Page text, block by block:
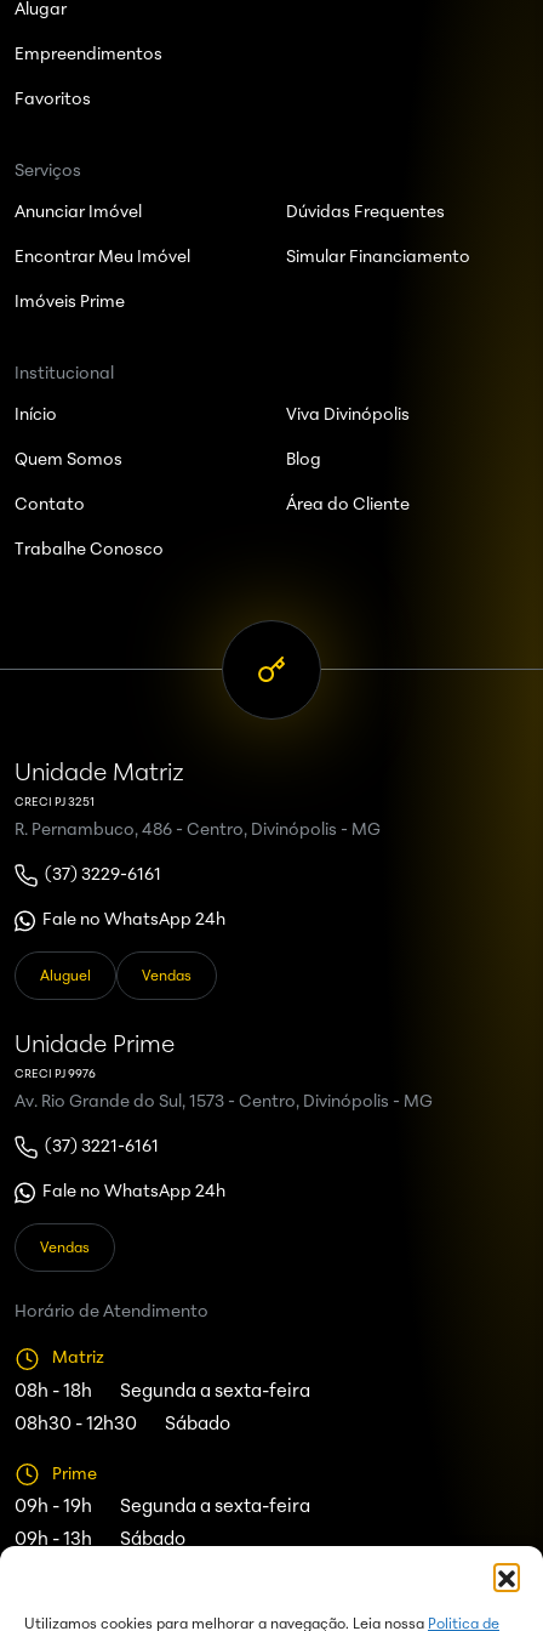
Utilizamos cookies para melhorar a navegação. Leia nossa Politica de
Alugar
Empreendimentos
Favoritos
Serviços
Anunciar Imóvel
Encontrar Meu Imóvel
Imóveis Prime
Dúvidas Frequentes
Simular Financiamento
Institucional
Início
Quem Somos
Contato
Trabalhe Conosco
Viva Divinópolis
Blog
Área do Cliente
Unidade Matriz
CRECI PJ 3251
R. Pernambuco, 486 - Centro, Divinópolis - MG
(37) 3229-6161
Fale no WhatsApp 24h
Aluguel Vendas
Unidade Prime
CRECI PJ 9976
Av. Rio Grande do Sul, 1573 - Centro, Divinópolis - MG
(37) 3221-6161
Fale no WhatsApp 24h
Vendas
Horário de Atendimento
Matriz
08h - 18h
Segunda a sexta-feira
08h30 - 12h30
Sábado
Prime
09h - 19h
Segunda a sexta-feira
09h - 13h
Sábado